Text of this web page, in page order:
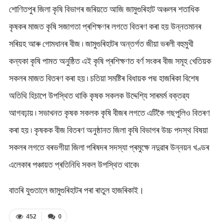
শোণিতপুৰ জিলা কৃষি বিভাগৰ জৰিয়তে আজি জামুগুৰিহাট অঞ্চলৰ শতাধিক
কৃষকৰ মাজত কৃষি সজাগতা প্ৰশিক্ষণৰ লগতে বিতৰণ কৰা হয় উন্নতমানৰ
সৰিয়হ আৰু গোমধানৰ বীজ ৷ জামুগুৰিহাটৰ অন্তৰ্গত জীয়া ভৰলী বহুমুখী
কন্যকা কৃষি পামত অনুষ্ঠিত এই কৃষি প্ৰশিক্ষণত বৰ্ণ সংকৰ বীজ সমূহ খেতিয়ক
সকলৰ মাজত বিতৰণ কৰা হয় ৷ চতিয়া সমষ্টিৰ বিধায়ক পদ্ম হাজৰিকা বিশেষ
অতিথি হিচাপে উপস্থিত থাকি কৃষক সকলক উদ্দেশ্যি সাৰমৰ্ম বক্তৱ্য
আগবঢ়ায় ৷ সভাখনত কৃষক সকলক কৃষি বীজৰ লগতে এটিকৈ গছপুলিও বিতৰণ
কৰা হয় ৷ কৃষকক বীজ বিতৰণ অনুষ্ঠানত জিলা কৃষি বিভাগৰ উচ্চ পদস্থ বিষয়া
সকলৰ লগতে বৰভগীয়া জিলা পৰিষদৰ সদস্যা প্ৰমুক্ষে নদুৱাৰ উন্নয়ন খণ্ডৰ
এলেকাৰ পঞ্চায়ত প্ৰতিনিধি সকল উপস্থিত থাকে৷
বাতৰি যুগুতালে জামুগুৰিহাটৰ পৰা ৰাতুল হাজৰিকাই।
0
452